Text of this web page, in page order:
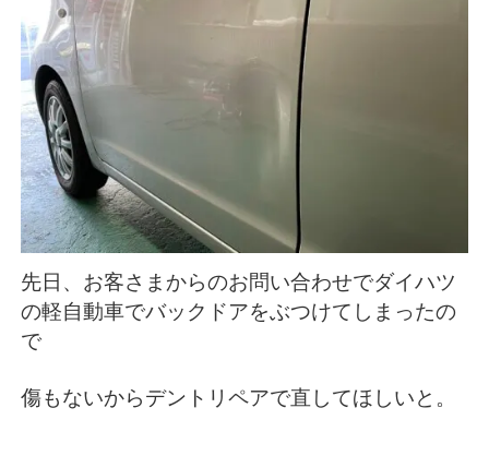
先日、お客さまからのお問い合わせでダイハツ
の軽自動車でバックドアをぶつけてしまったの
で
傷もないからデントリペアで直してほしいと。